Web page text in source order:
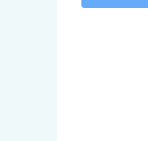
brain test
brain
「brain
brain test